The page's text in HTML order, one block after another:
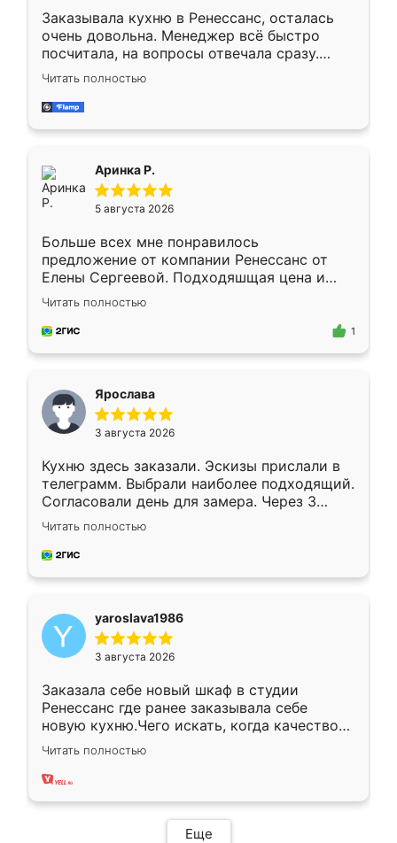
Заказывала кухню в Ренессанс, осталась
очень довольна. Менеджер всё быстро
посчитала, на вопросы отвечала сразу.
Замерщик приехал в субботу, подошёл к
делу со всей ответственностью. Собрали
за день, ребята работали аккуратно, даже
Читать полностью
Аринка Р.
5 августа 2026
Больше всех мне понравилось
предложение от компании Ренессанс от
Елены Сергеевой. Подходяшщая цена и
короткие сроки изготовления. Приехавший
для замера сотрудник Владислав
предложил по моему эскизу самый
Читать полностью
1
Ярослава
3 августа 2026
Кухню здесь заказали. Эскизы прислали в
телеграмм. Выбрали наиболее подходящий.
Согласовали день для замера. Через 3
недели кухня была уже готова. Остались
довольны работой. Спасибо Ренессанс
мебель за качественную работу!
Читать полностью
yaroslava1986
3 августа 2026
Заказала себе новый шкаф в студии
Ренессанс где ранее заказывала себе
новую кухню.Чего искать, когда качеством
вполне довольна. Служит кухня уже почти
два года, нареканий нет.
Читать полностью
Еще